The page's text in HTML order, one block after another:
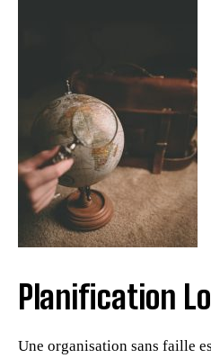
Planification
Une organisation sans faille